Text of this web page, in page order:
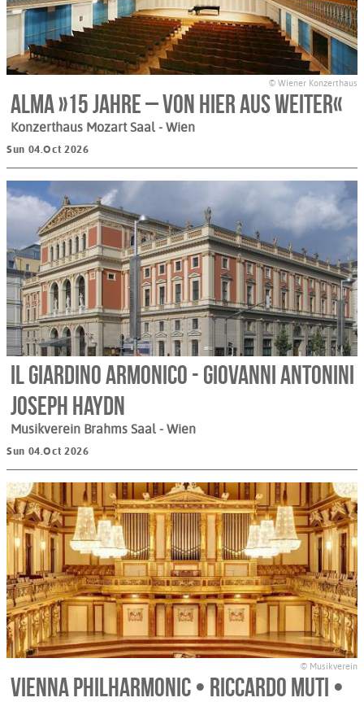
© Wiener Konzerthaus
Alma »15 Jahre – Von hier aus weiter«
Konzerthaus Mozart Saal - Wien
Sun 04.Oct 2026
Il Giardino Armonico - Giovanni Antonini
Joseph Haydn
Musikverein Brahms Saal - Wien
Sun 04.Oct 2026
© Musikverein
Vienna Philharmonic • Riccardo Muti •